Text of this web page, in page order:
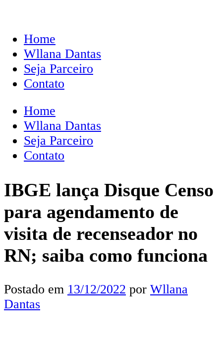
Home
Wllana Dantas
Seja Parceiro
Contato
Home
Wllana Dantas
Seja Parceiro
Contato
IBGE lança Disque Censo
para agendamento de
visita de recenseador no
RN; saiba como funciona
Postado em 13/12/2022 por Wllana
Dantas